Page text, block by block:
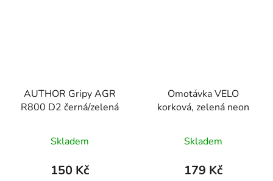
AUTHOR Gripy AGR
R800 D2 černá/zelená
Skladem
150 Kč
Omotávka VELO
korková, zelená neon
Skladem
179 Kč